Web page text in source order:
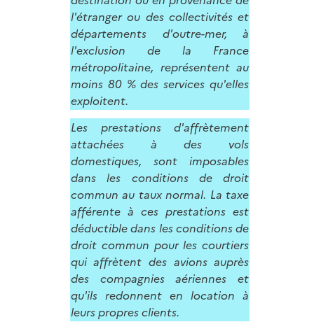
l'étranger ou des collectivités et
départements d'outre-mer, à
l'exclusion de la France
métropolitaine, représentent au
moins 80 % des services qu'elles
exploitent.
Les prestations d'affrètement
attachées à des vols
domestiques, sont imposables
dans les conditions de droit
commun au taux normal. La taxe
afférente à ces prestations est
déductible dans les conditions de
droit commun pour les courtiers
qui affrètent des avions auprès
des compagnies aériennes et
qu'ils redonnent en location à
leurs propres clients.